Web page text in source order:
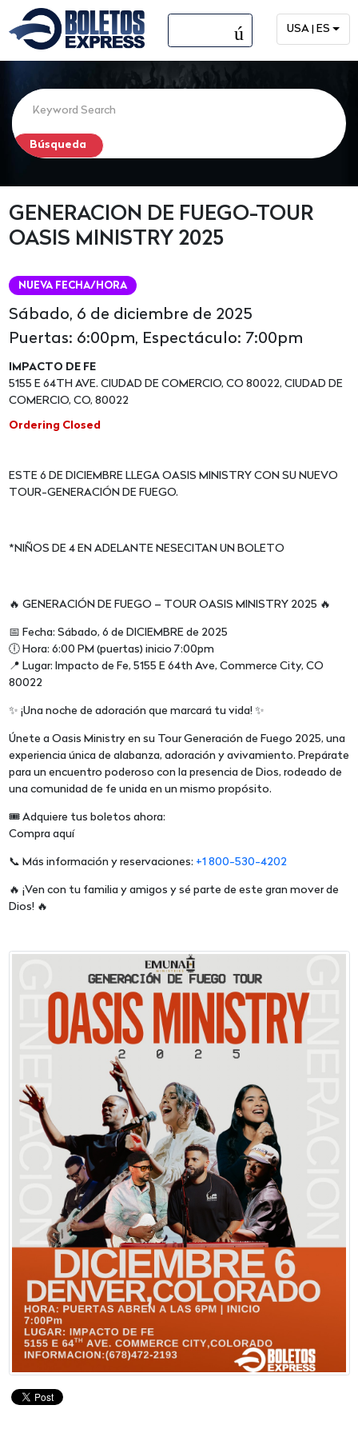
menú USA | ES
GENERACION DE FUEGO-TOUR
OASIS MINISTRY 2025
NUEVA FECHA/HORA
Sábado, 6 de diciembre de 2025
Puertas: 6:00pm, Espectáculo: 7:00pm
IMPACTO DE FE
5155 E 64TH AVE. CIUDAD DE COMERCIO, CO 80022, CIUDAD DE
COMERCIO, CO, 80022
Ordering Closed
ESTE 6 DE DICIEMBRE LLEGA OASIS MINISTRY CON SU NUEVO
TOUR-GENERACIÓN DE FUEGO.
*NIÑOS DE 4 EN ADELANTE NESECITAN UN BOLETO
🔥 GENERACIÓN DE FUEGO – TOUR OASIS MINISTRY 2025 🔥
📅 Fecha: Sábado, 6 de DICIEMBRE de 2025
🕕 Hora: 6:00 PM (puertas) inicio 7:00pm
📍 Lugar: Impacto de Fe, 5155 E 64th Ave, Commerce City, CO
80022
✨ ¡Una noche de adoración que marcará tu vida! ✨
Únete a Oasis Ministry en su Tour Generación de Fuego 2025, una
experiencia única de alabanza, adoración y avivamiento. Prepárate
para un encuentro poderoso con la presencia de Dios, rodeado de
una comunidad de fe unida en un mismo propósito.
🎟 Adquiere tus boletos ahora:
Compra aquí
📞 Más información y reservaciones: +1 800-530-4202
🔥 ¡Ven con tu familia y amigos y sé parte de este gran mover de
Dios! 🔥